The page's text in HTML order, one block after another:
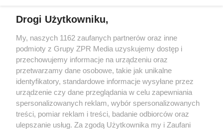
Żaden utwór zamieszczony w serwisie nie może być powielany i
rozpowszechniany lub dalej rozpowszechniany w jakikolwiek sposób (w
tym także elektroniczny lub mechaniczny) na jakimkolwiek polu
eksploatacji w jakiejkolwiek formie, włącznie z umieszczaniem w
Internecie bez pisemnej zgody właściciela praw. Jakiekolwiek użycie lub
wykorzystanie utworów w całości lub w części z naruszeniem prawa,
tzn. bez właściwej zgody, jest zabronione pod groźbą kary i może być
ścigane prawnie.
Drogi Użytkowniku,
My, naszych 1162 zaufanych partnerów oraz inne
podmioty z Grupy ZPR Media uzyskujemy dostęp i
przechowujemy informacje na urządzeniu oraz
przetwarzamy dane osobowe, takie jak unikalne
identyfikatory, standardowe informacje wysyłane przez
urządzenie czy dane przeglądania w celu zapewniania
spersonalizowanych reklam, wybór spersonalizowanych
treści, pomiar reklam i treści, badanie odbiorców oraz
ulepszanie usług. Za zgodą Użytkownika my i Zaufani